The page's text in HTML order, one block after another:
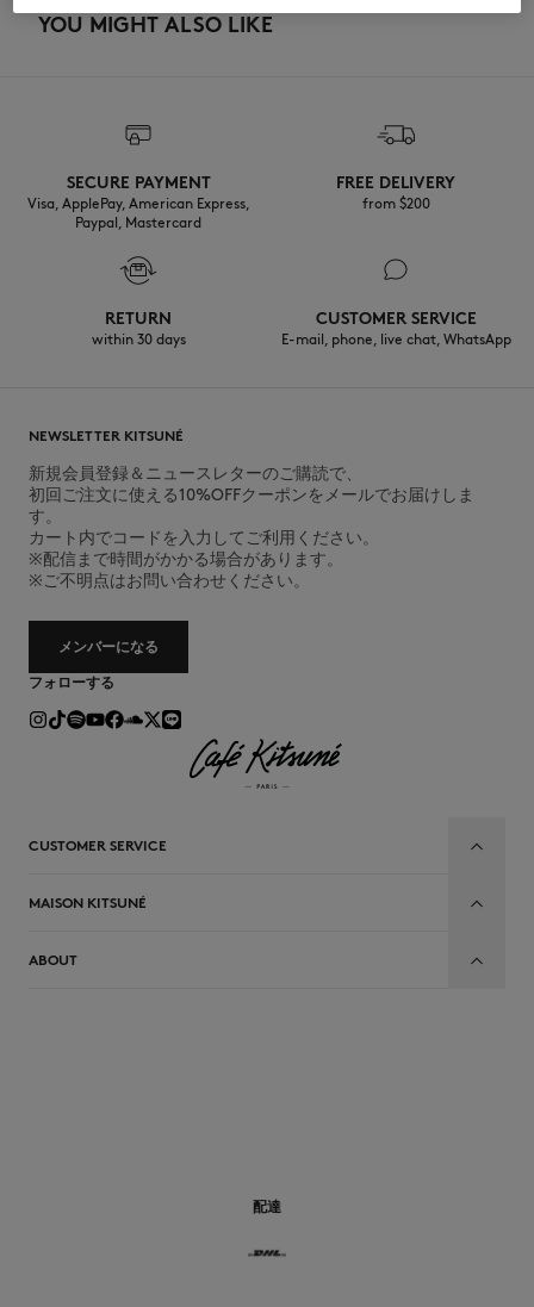
YOU MIGHT ALSO LIKE
SECURE PAYMENT
Visa, ApplePay, American Express,
Paypal, Mastercard
FREE DELIVERY
from $200
RETURN
within 30 days
CUSTOMER SERVICE
E-mail, phone, live chat, WhatsApp
NEWSLETTER KITSUNÉ
新規会員登録＆ニュースレターのご購読で、
初回ご注文に使える10%OFFクーポンをメールでお届けしま
す。
カート内でコードを入力してご利用ください。
※配信まで時間がかかる場合があります。
※ご不明点はお問い合わせください。
メンバーになる
フォローする
CUSTOMER SERVICE
MAISON KITSUNÉ
ABOUT
配達